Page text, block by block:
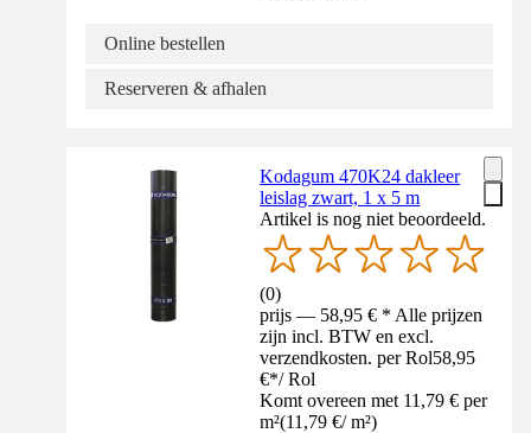
Online bestellen
Reserveren & afhalen
Kodagum 470K24 dakleer
leislag zwart, 1 x 5 m
Artikel is nog niet beoordeeld.
(0)
prijs — 58,95 € * Alle prijzen
zijn incl. BTW en excl.
verzendkosten. per Rol58,95
€*/ Rol
Komt overeen met 11,79 € per
m²(11,79 €/ m²)